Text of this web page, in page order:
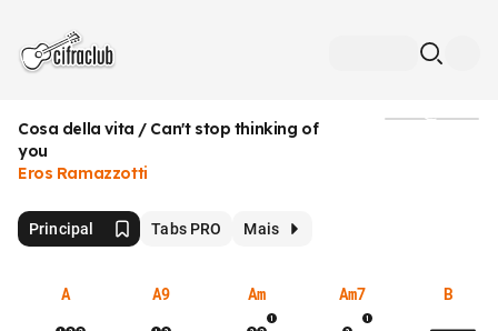
Cosa della vita / Can't stop thinking of
you
Eros Ramazzotti
Principal Tabs PRO Mais
A A9 Am Am7 B